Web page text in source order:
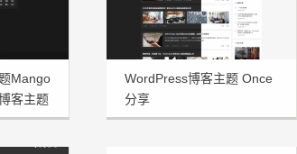
Mango
客主题
WordPress博客主题 Once
分享